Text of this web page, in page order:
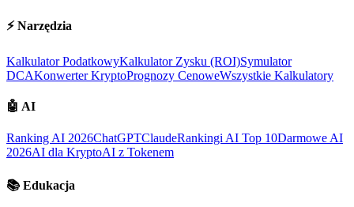
⚡ Narzędzia
Kalkulator PodatkowyKalkulator Zysku (ROI)Symulator
DCAKonwerter KryptoPrognozy CenoweWszystkie Kalkulatory
🤖 AI
Ranking AI 2026ChatGPTClaudeRankingi AI Top 10Darmowe AI
2026AI dla KryptoAI z Tokenem
📚 Edukacja